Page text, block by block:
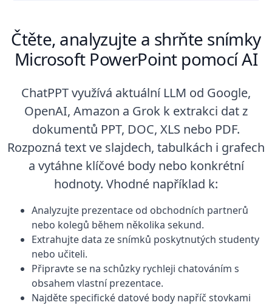
Čtěte, analyzujte a shrňte snímky
Microsoft PowerPoint pomocí AI
ChatPPT využívá aktuální LLM od Google,
OpenAI, Amazon a Grok k extrakci dat z
dokumentů PPT, DOC, XLS nebo PDF.
Rozpozná text ve slajdech, tabulkách i grafech
a vytáhne klíčové body nebo konkrétní
hodnoty. Vhodné například k:
Analyzujte prezentace od obchodních partnerů
nebo kolegů během několika sekund.
Extrahujte data ze snímků poskytnutých studenty
nebo učiteli.
Připravte se na schůzky rychleji chatováním s
obsahem vlastní prezentace.
Najděte specifické datové body napříč stovkami